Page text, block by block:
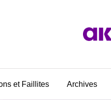
et Faillites Archives